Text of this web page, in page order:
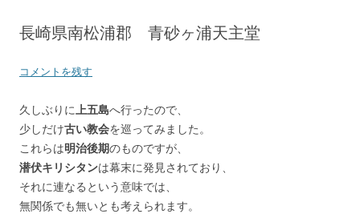
長崎県南松浦郡 青砂ヶ浦天主堂
コメントを残す
久しぶりに 上五島へ行ったので、
少しだけ古い教会を巡ってみました。
これらは明治後期のものですが、
潜伏キリシタンは幕末に発見されており、
それに連なるという意味では、
無関係でも無いとも考えられます。